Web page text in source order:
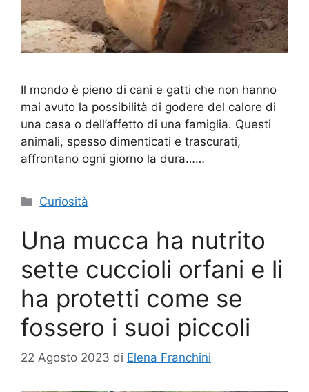
Il mondo è pieno di cani e gatti che non hanno
mai avuto la possibilità di godere del calore di
una casa o dell’affetto di una famiglia. Questi
animali, spesso dimenticati e trascurati,
affrontano ogni giorno la dura……
Categorie
Curiosità
Una mucca ha nutrito
sette cuccioli orfani e li
ha protetti come se
fossero i suoi piccoli
22 Agosto 2023 di Elena Franchini